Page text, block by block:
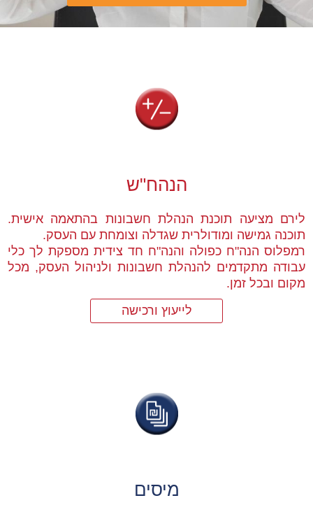
הנהח"ש
לירם מציעה תוכנת הנהלת חשבונות בהתאמה אישית.
תוכנה גמישה ומודולרית שגדלה וצומחת עם העסק.
רמפלוס הנה"ח כפולה והנה"ח חד צידית מספקת לך כלי
עבודה מתקדמים להנהלת חשבונות ולניהול העסק, מכל
מקום ובכל זמן.
לייעוץ ורכישה
מיסים